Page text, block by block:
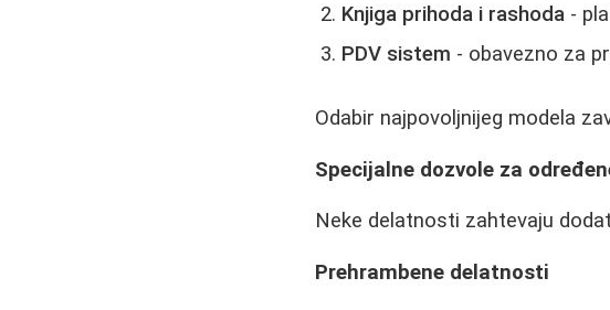
Knjiga prihoda i rashoda -
PDV sistem - obavezno za
Odabir najpovoljnijeg modela
Specijalne dozvole za
Neke delatnosti zahtevaju
Prehrambene delatnosti